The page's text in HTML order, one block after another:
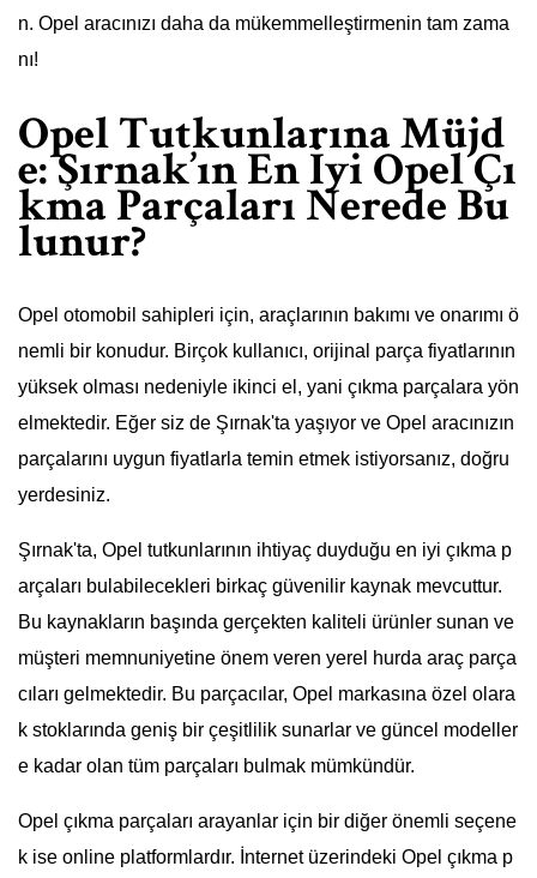
n. Opel aracınızı daha da mükemmelleştirmenin tam zama
nı!
Opel Tutkunlarına Müjd
e: Şırnak’ın En İyi Opel Çı
kma Parçaları Nerede Bu
lunur?
Opel otomobil sahipleri için, araçlarının bakımı ve onarımı ö
nemli bir konudur. Birçok kullanıcı, orijinal parça fiyatlarının
yüksek olması nedeniyle ikinci el, yani çıkma parçalara yön
elmektedir. Eğer siz de Şırnak'ta yaşıyor ve Opel aracınızın
parçalarını uygun fiyatlarla temin etmek istiyorsanız, doğru
yerdesiniz.
Şırnak'ta, Opel tutkunlarının ihtiyaç duyduğu en iyi çıkma p
arçaları bulabilecekleri birkaç güvenilir kaynak mevcuttur.
Bu kaynakların başında gerçekten kaliteli ürünler sunan ve
müşteri memnuniyetine önem veren yerel hurda araç parça
cıları gelmektedir. Bu parçacılar, Opel markasına özel olara
k stoklarında geniş bir çeşitlilik sunarlar ve güncel modeller
e kadar olan tüm parçaları bulmak mümkündür.
Opel çıkma parçaları arayanlar için bir diğer önemli seçene
k ise online platformlardır. İnternet üzerindeki Opel çıkma p